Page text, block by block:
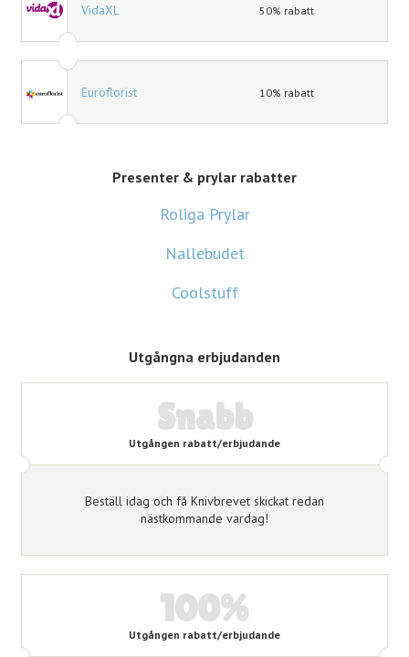
VidaXL 50% rabatt
Euroflorist 10% rabatt
Presenter & prylar rabatter
Roliga Prylar
Nallebudet
Coolstuff
Utgångna erbjudanden
Snabb
Utgången rabatt/erbjudande
Beställ idag och få Knivbrevet skickat redan
nästkommande vardag!
100%
Utgången rabatt/erbjudande